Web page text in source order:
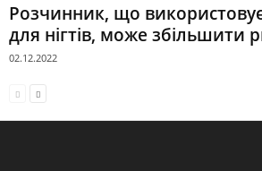
Розчинник, що
для нігтів, може збільшити
02.12.2022